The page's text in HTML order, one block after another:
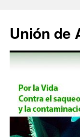
contenido
Unión de